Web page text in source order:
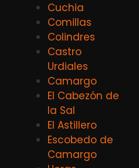
Cuchia
Comillas
Colindres
Castro
Urdiales
Camargo
El Cabezón de
la Sal
El Astillero
Escobedo de
Camargo